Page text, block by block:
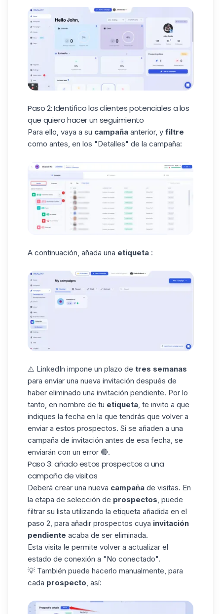
Paso 2: Identifico los clientes potenciales a los
que quiero hacer un seguimiento
Para ello, vaya a su campaña anterior, y filtre
como antes, en los "Detalles" de la campaña:
A continuación, añada una etiqueta :
⚠️ LinkedIn impone un plazo de tres semanas
para enviar una nueva invitación después de
haber eliminado una invitación pendiente. Por lo
tanto, en nombre de tu etiqueta, te invito a que
indiques la fecha en la que tendrás que volver a
enviar a estos prospectos. Si se añaden a una
campaña de invitación antes de esa fecha, se
enviarán con un error 🔴.
Paso 3: añado estos prospectos a una
campaña de visitas
Deberá crear una nueva campaña de visitas. En
la etapa de selección de prospectos, puede
filtrar su lista utilizando la etiqueta añadida en el
paso 2, para añadir prospectos cuya invitación
pendiente acaba de ser eliminada.
Esta visita le permite volver a actualizar el
estado de conexión a "No conectado".
💡 También puede hacerlo manualmente, para
cada prospecto, así: